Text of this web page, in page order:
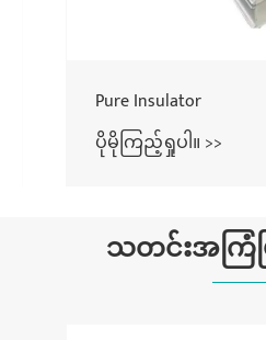
Pure Insulator
ပိုမိုကြည့်ရှုပါ။ >>
သတင်းအကြံပ